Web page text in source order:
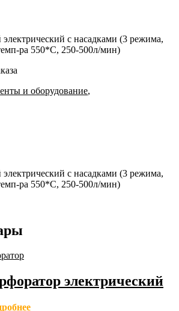
с насадками (3 режима,
ра 550*С, 250-500л/мин)
и оборудование,
с насадками (3 режима,
ра 550*С, 250-500л/мин)
электрический